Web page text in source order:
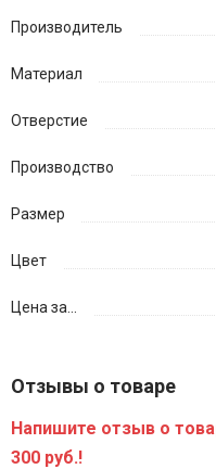
Производитель
Материал
Отверстие
Производство
Размер
Цвет
Цена за...
Отзывы о товаре
Напишите отзыв о
300 руб.!